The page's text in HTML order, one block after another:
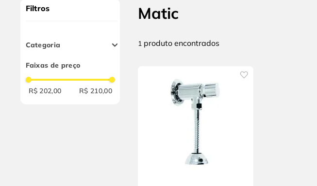
Filtros
Categoria
Faixas de preço
R$ 202,00 R$ 210,00
Matic
1 produto
alicate